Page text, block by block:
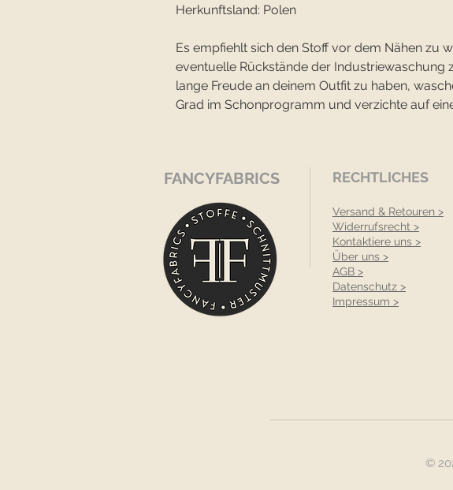
Herkunftsland: Polen
Es empfiehlt sich den Stoff vor dem Nähen zu
eventuelle Rückstände der Industriewaschung
lange Freude an deinem Outfit zu haben,
Grad im Schonprogramm und verzichte auf
©
FANCYFABRICS RECHTLICHES
Versand & Retouren >
Widerrufsrecht >
Kontaktiere uns >
Über uns >
AGB >
Datenschutz >
Impressum >